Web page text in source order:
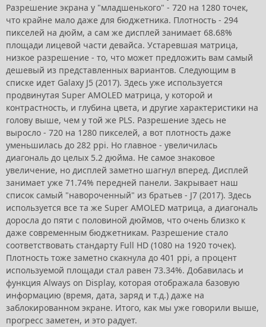
Разрешение экрана у "младшенького" - 720 на 1280 точек,
что крайне мало даже для бюджетника. Плотность - 294
пикселей на дюйм, а сам же дисплей занимает 68.68%
площади лицевой части девайса. Устаревшая матрица,
низкое разрешение - то, что может предложить вам самый
дешевый из представленных вариантов. Следующим в
списке идет Galaxy J5 (2017). Здесь уже используется
продвинутая Super AMOLED матрица, у которой и
контрастность, и глубина цвета, и другие характеристики на
голову выше, чем у той же PLS. Разрешение здесь не
выросло - 720 на 1280 пикселей, а вот плотность даже
уменьшилась до 282 ppi. Но главное - увеличилась
диагональ до целых 5.2 дюйма. Не самое знаковое
увеличение, но дисплей заметно шагнул вперед. Дисплей
занимает уже 71.74% передней панели. Закрывает наш
список самый "навороченный" из братьев - J7 (2017). Здесь
используется все та же Super AMOLED матрица, а диагональ
доросла до пяти с половиной дюймов, что очень близко к
даже современным бюджетникам. Разрешение стало
соответствовать стандарту Full HD (1080 на 1920 точек).
Плотность тоже заметно скакнула до 401 ppi, а процент
используемой площади стал равен 73.34%. Добавилась и
функция Always on Display, которая отображала базовую
информацию (время, дата, заряд и т.д.) даже на
заблокированном экране. Итого, как мы уже говорили выше,
прогресс заметен, и это радует.